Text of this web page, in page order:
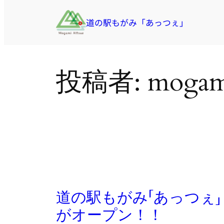
道の駅もがみ「あっつぇ」
投稿者:
道の駅もがみ「あっつぇ」
がオープン！！